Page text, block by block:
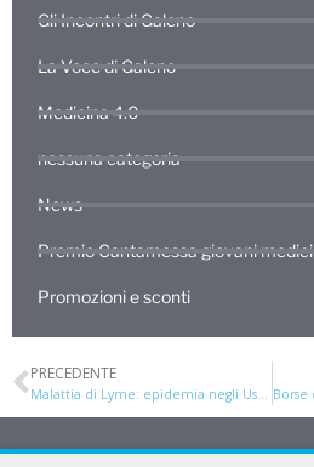
Gli Incontri di Galeno
La Voce di Galeno
Medicina 4.0
nessuna categoria
News
Premio Cantamessa giovani medici
Promozioni e sconti
PRECEDENTE